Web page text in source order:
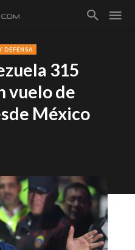
DEFENSA
315
vuelo de
México